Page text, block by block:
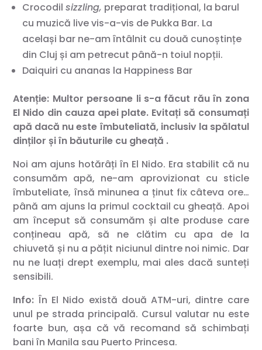
Crocodilsizzling, preparat tradițional, la barul
cu muzică live vis-a-vis de Pukka Bar. La
același bar ne-am întâlnit cu două cunoștințe
din Cluj și am petrecut până-n toiul nopții.
Daiquiri cu ananas la Happiness Bar
Atenție: Multor persoane li s-a făcut rău în zona
El Nido din cauza apei plate. Evitați să consumați
apă dacă nu este îmbuteliată, inclusiv la spălatul
dinților și în băuturile cu gheață .
Noi am ajuns hotărâți în El Nido. Era stabilit că nu
consumăm apă, ne-am aprovizionat cu sticle
îmbuteliate, însă minunea a ținut fix câteva ore…
până am ajuns la primul cocktail cu gheață. Apoi
am început să consumăm și alte produse care
conțineau apă, să ne clătim cu apa de la
chiuvetă și nu a pățit niciunul dintre noi nimic. Dar
nu ne luați drept exemplu, mai ales dacă sunteți
sensibili.
Info: În El Nido există două ATM-uri, dintre care
unul pe strada principală. Cursul valutar nu este
foarte bun, așa că vă recomand să schimbați
bani în Manila sau Puerto Princesa.